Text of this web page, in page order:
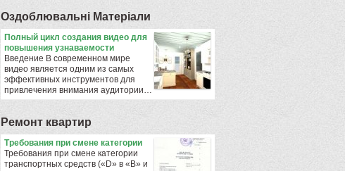
Оздоблювальнi Матерiали
Полный цикл создания видео для
повышения узнаваемости
Введение В современном мире
видео является одним из самых
эффективных инструментов для
привлечения внимания аудитории…
Ремонт квартир
​Требования при смене категории
Требования при смене категории
транспортных средств («D» в «B» и